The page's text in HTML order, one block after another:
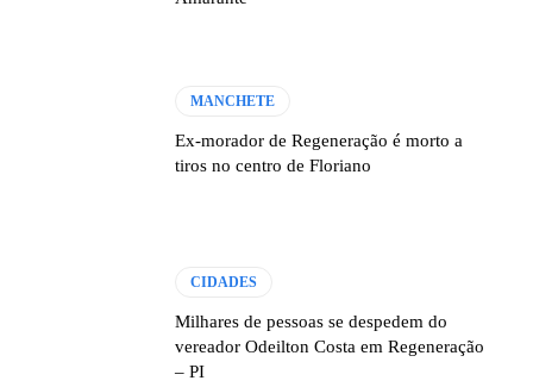
MANCHETE
Ex-morador de Regeneração é morto a
tiros no centro de Floriano
CIDADES
Milhares de pessoas se despedem do
vereador Odeilton Costa em Regeneração
– PI